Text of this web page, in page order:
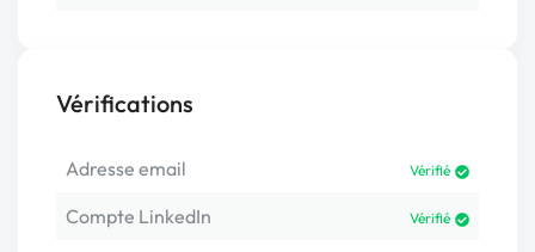
Vérifications
Adresse email Vérifié
Compte LinkedIn Vérifié